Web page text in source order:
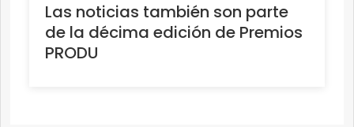
Las noticias también son parte
de la décima edición de Premios
PRODU